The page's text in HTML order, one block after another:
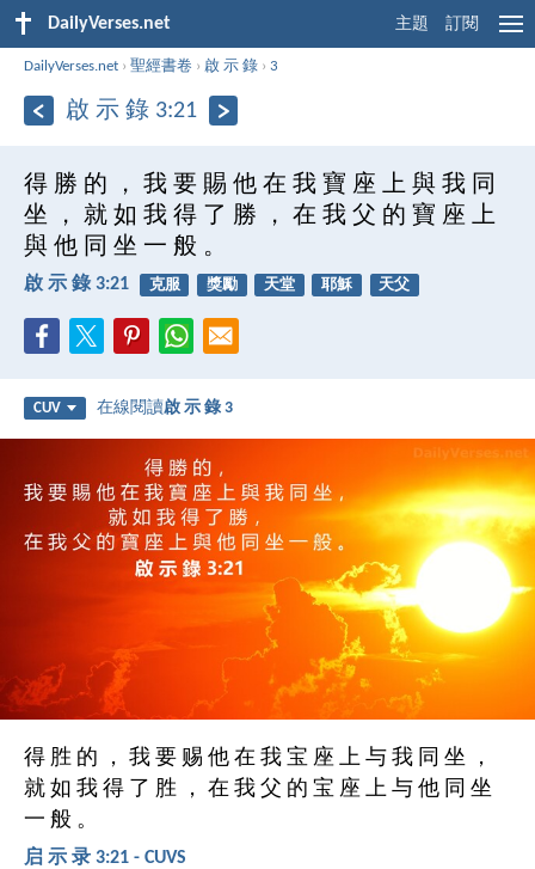
DailyVerses.net 主題 訂閱
DailyVerses.net ›聖經書卷 ›啟 示 錄 ›3
啟 示 錄 3:21
得 勝 的 ， 我 要 賜 他 在 我 寶 座 上 與 我 同
坐 ， 就 如 我 得 了 勝 ， 在 我 父 的 寶 座 上
與 他 同 坐 一 般 。
啟 示 錄 3:21 克服 獎勵 天堂 耶穌 天父
CUV 在線閱讀啟 示 錄 3
得 胜 的 ， 我 要 赐 他 在 我 宝 座 上 与 我 同 坐 ，
就 如 我 得 了 胜 ， 在 我 父 的 宝 座 上 与 他 同 坐
一 般 。
启 示 录 3:21 - CUVS